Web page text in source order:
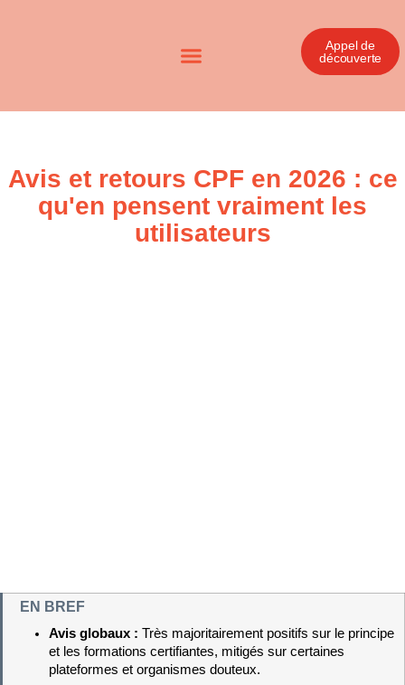
Appel de
découverte
Avis et retours CPF en 2026 : ce
qu'en pensent vraiment les
utilisateurs
EN BREF
Avis globaux : Très majoritairement positifs sur le principe
et les formations certifiantes, mitigés sur certaines
plateformes et organismes douteux.